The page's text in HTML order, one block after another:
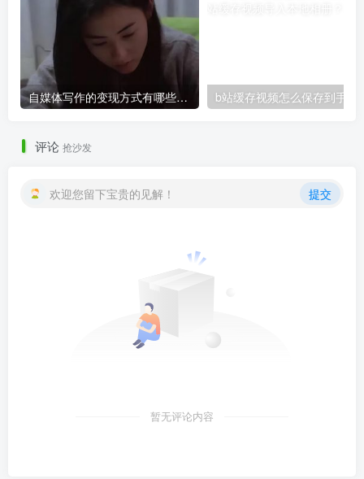
自媒体写作的变现方式有哪些，自媒体写作如何赚钱？
评论 抢沙发
欢迎您留下宝贵的见解！ 提交
暂无评论内容